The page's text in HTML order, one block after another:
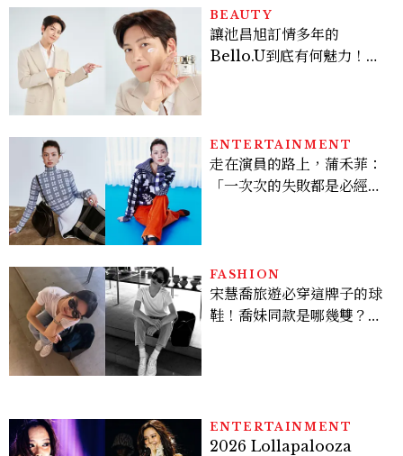
BEAUTY
讓池昌旭訂情多年的
Bello.U到底有何魅力！揭
倦感，超神！
ENTERTAINMENT
走在演員的路上，蒲禾菲：
「一次次的失敗都是必經過
FASHION
宋慧喬旅遊必穿這牌子的球
鞋！喬妹同款是哪幾雙？
ENTERTAINMENT
2026 Lollapalooza